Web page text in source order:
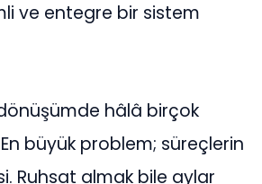
ve entegre bir sistem
hâlâ birçok
büyük problem; süreçlerin
Ruhsat almak bile aylar